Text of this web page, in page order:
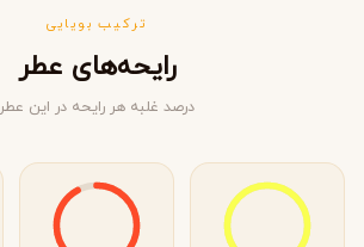
ترکیب بویایی
رایحه‌های عطر
درصد غلبه هر رایحه در این عطر